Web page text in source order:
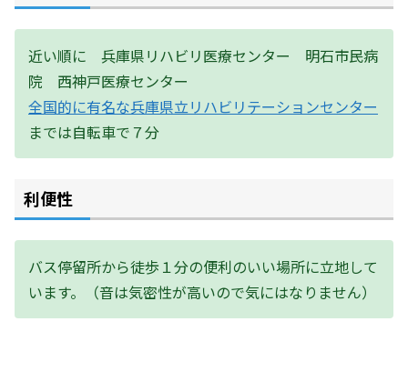
近い順に 兵庫県リハビリ医療センター 明石市民病
院 西神戸医療センター
全国的に有名な兵庫県立リハビリテーションセンター
までは自転車で７分
利便性
バス停留所から徒歩１分の便利のいい場所に立地して
います。（音は気密性が高いので気にはなりません）